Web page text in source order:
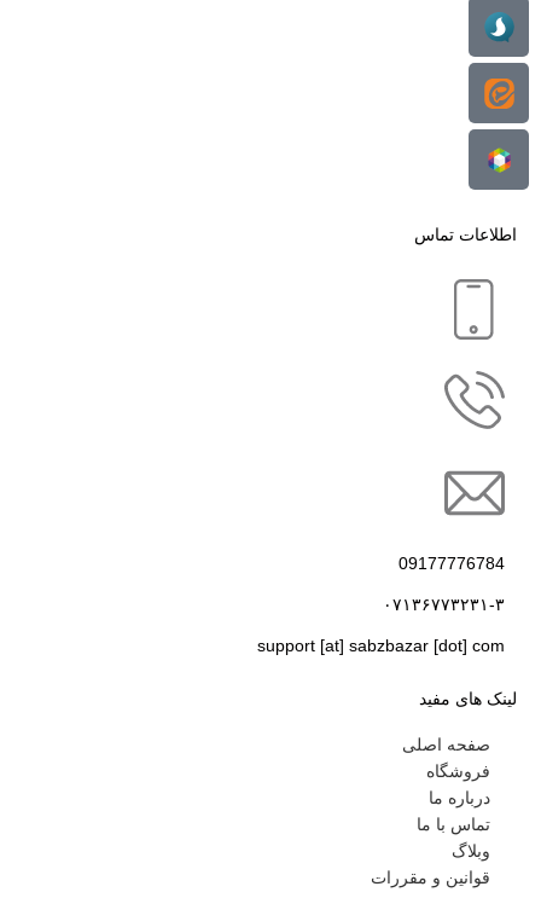
اطلاعات تماس
09177776784
۰۷۱۳۶۷۷۳۲۳۱-۳
support [at] sabzbazar [dot] com
لینک های مفید
صفحه اصلی
فروشگاه
درباره ما
تماس با ما
وبلاگ
قوانین و مقررات